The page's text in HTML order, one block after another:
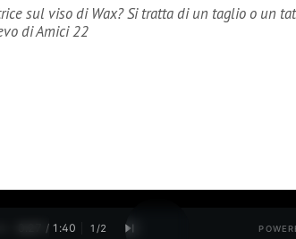
sul viso di Wax? Si tratta di un taglio o un
di Amici 22
0:28 / 1:40 1 /2